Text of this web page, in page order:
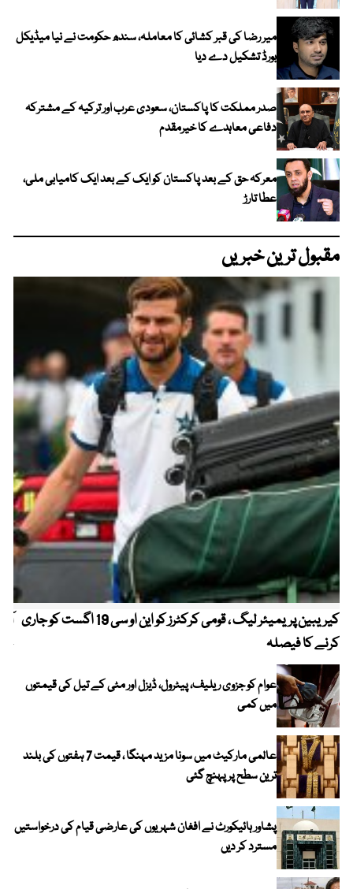
میر رضا کی قبر کشائی کا معاملہ، سندھ حکومت نے نیا میڈیکل
بورڈ تشکیل دے دیا
صدر مملکت کا پاکستان، سعودی عرب اور ترکیہ کے مشترکہ
دفاعی معاہدے کا خیرمقدم
معرکہ حق کے بعد پاکستان کو ایک کے بعد ایک کامیابی ملی،
عطا تارڑ
مقبول ترین خبریں
کیریبین پریمیئر لیگ ، قومی کرکٹرز کو این او سی 19 اگست کو جاری
کرنے کا فیصلہ
عوام کو جزوی ریلیف، پیٹرول، ڈیزل اور مٹی کے تیل کی قیمتوں
میں کمی
عالمی مارکیٹ میں سونا مزید مہنگا ، قیمت 7 ہفتوں کی بلند
ترین سطح پر پہنچ گئی
پشاور ہائیکورٹ نے افغان شہریوں کی عارضی قیام کی درخواستیں
مسترد کر دیں